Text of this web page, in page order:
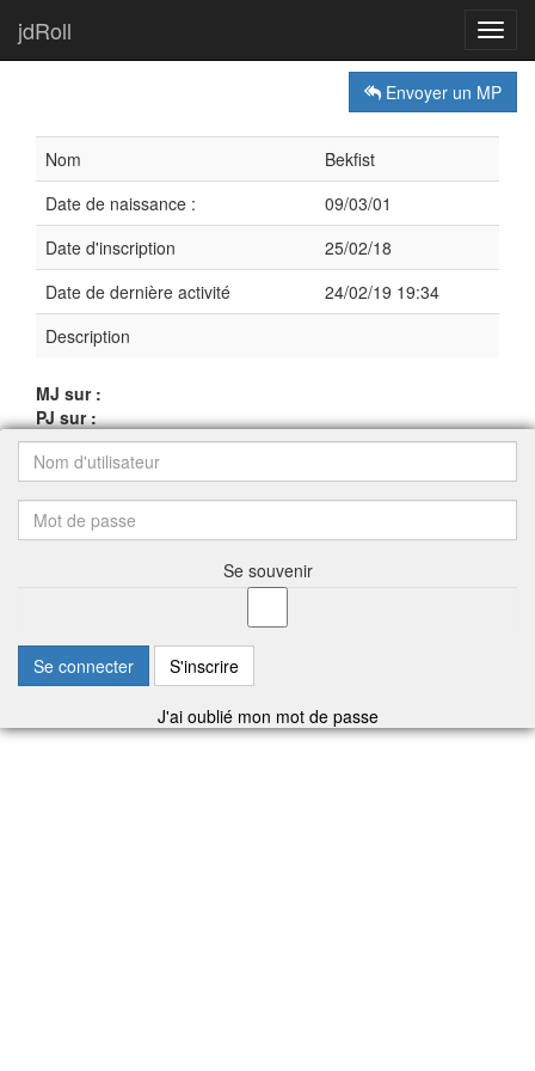
jdRoll
Envoyer un MP
Nom
Bekfist
Date de naissance :
09/03/01
Date d'inscription
25/02/18
Date de dernière activité
24/02/19 19:34
Description
MJ sur :
PJ sur :
Se souvenir
Se connecter S'inscrire
J'ai oublié mon mot de passe